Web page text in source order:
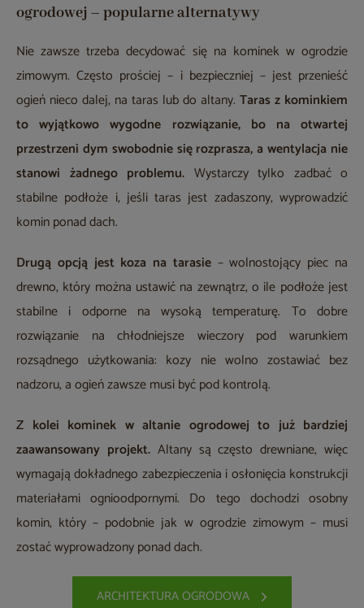
ogrodowej – popularne alternatywy
Nie zawsze trzeba decydować się na kominek w ogrodzie
zimowym. Często prościej – i bezpieczniej – jest przenieść
ogień nieco dalej, na taras lub do altany. Taras z kominkiem
to wyjątkowo wygodne rozwiązanie, bo na otwartej
przestrzeni dym swobodnie się rozprasza, a wentylacja nie
stanowi żadnego problemu. Wystarczy tylko zadbać o
stabilne podłoże i, jeśli taras jest zadaszony, wyprowadzić
komin ponad dach.
Drugą opcją jest koza na tarasie– wolnostojący piec na
drewno, który można ustawić na zewnątrz, o ile podłoże jest
stabilne i odporne na wysoką temperaturę. To dobre
rozwiązanie na chłodniejsze wieczory pod warunkiem
rozsądnego użytkowania: kozy nie wolno zostawiać bez
nadzoru, a ogień zawsze musi być pod kontrolą.
Z kolei kominek w altanie ogrodowej to już bardziej
zaawansowany projekt. Altany są często drewniane, więc
wymagają dokładnego zabezpieczenia i osłonięcia konstrukcji
materiałami ognioodpornymi. Do tego dochodzi osobny
komin, który – podobnie jak w ogrodzie zimowym – musi
zostać wyprowadzony ponad dach.
ARCHITEKTURA OGRODOWA